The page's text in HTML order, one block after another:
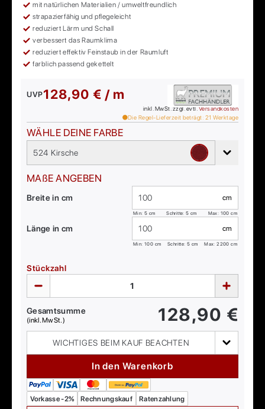
mit natürlichen Materialien / umweltfreundlich
strapazierfähig und pflegeleicht
reduziert Lärm und Schall
verbessert das Raumklima
reduziert effektiv Feinstaub in der Raumluft
farblich passend gekettelt
UVP128,90 € / m
inkl. MwSt. zzgl. evtl. Versandkosten
Die Regel-Lieferzeit beträgt: 21 Werktage
WÄHLE DEINE FARBE
524 Kirsche
MAßE ANGEBEN
Breite in cm cm
Min: 5 cm Schritte: 5 cm Max: 100 cm
Länge in cm cm
Min: 100 cm Schritte: 5 cm Max:2200 cm
Stückzahl
Gesamtsumme
(inkl. MwSt.) 128,90 €
WICHTIGES BEIM KAUF BEACHTEN
In den Warenkorb
Vorkasse -2% Rechnungskauf Ratenzahlung